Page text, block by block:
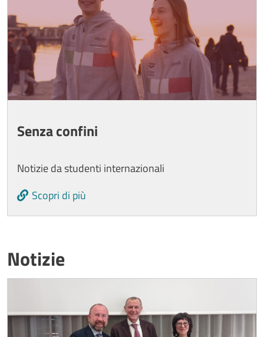
Senza confini
Notizie da studenti internazionali
Scopri di più
Titolo card wrapper
Notizie